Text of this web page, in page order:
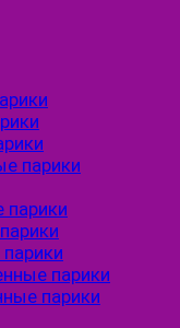
парики
парики
парики
парики